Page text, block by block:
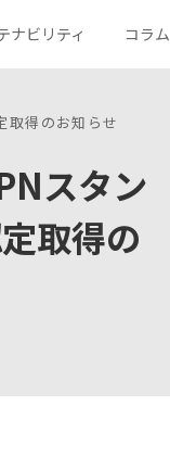
目的から探す
会社概要
取得資格
決算説明資料
業績・財務ハイライト
電子公告
ナビリティ コラム
取得のお知らせ
スタン
取得の